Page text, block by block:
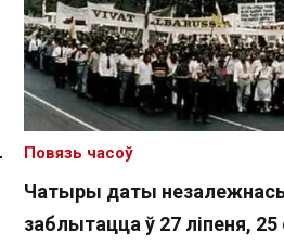
Спасылка без VPN
Чатыры даты
заблытацца ў 27 ліпеня, 25
Повязь часоў